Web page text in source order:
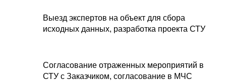
Выезд экспертов на объект для сбора
исходных данных, разработка проекта СТУ
Согласование отраженных мероприятий в
СТУ с Заказчиком, согласование в МЧС